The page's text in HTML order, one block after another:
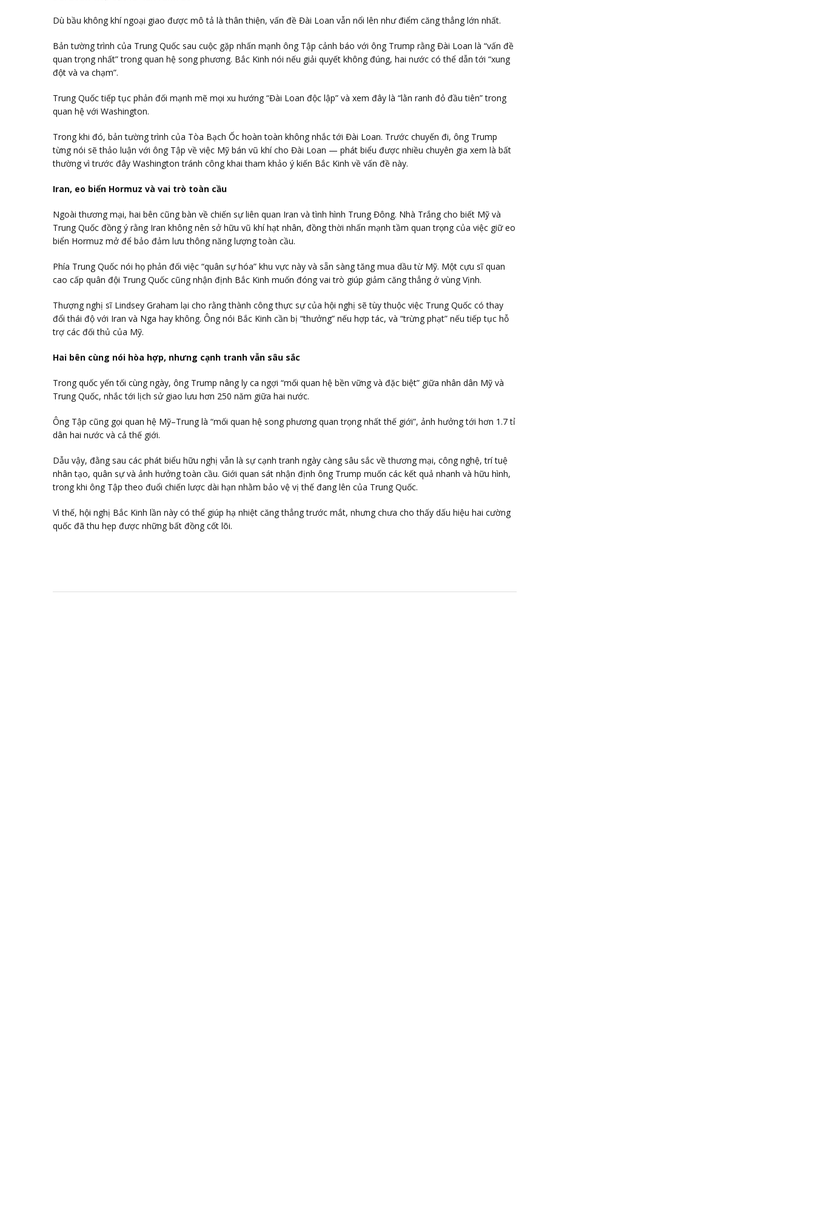
Dù bầu không khí ngoại giao được mô tả là thân thiện, vấn đề Đài Loan vẫn nổi lên như điểm căng thẳng lớn nhất.
Bản tường trình của Trung Quốc sau cuộc gặp nhấn mạnh ông Tập cảnh báo với ông Trump rằng Đài Loan là “vấn đề
quan trọng nhất” trong quan hệ song phương. Bắc Kinh nói nếu giải quyết không đúng, hai nước có thể dẫn tới “xung
đột và va chạm”.
Trung Quốc tiếp tục phản đối mạnh mẽ mọi xu hướng “Đài Loan độc lập” và xem đây là “lằn ranh đỏ đầu tiên” trong
quan hệ với Washington.
Trong khi đó, bản tường trình của Tòa Bạch Ốc hoàn toàn không nhắc tới Đài Loan. Trước chuyến đi, ông Trump
từng nói sẽ thảo luận với ông Tập về việc Mỹ bán vũ khí cho Đài Loan — phát biểu được nhiều chuyên gia xem là bất
thường vì trước đây Washington tránh công khai tham khảo ý kiến Bắc Kinh về vấn đề này.
Iran, eo biển Hormuz và vai trò toàn cầu
Ngoài thương mại, hai bên cũng bàn về chiến sự liên quan Iran và tình hình Trung Đông. Nhà Trắng cho biết Mỹ và
Trung Quốc đồng ý rằng Iran không nên sở hữu vũ khí hạt nhân, đồng thời nhấn mạnh tầm quan trọng của việc giữ eo
biển Hormuz mở để bảo đảm lưu thông năng lượng toàn cầu.
Phía Trung Quốc nói họ phản đối việc “quân sự hóa” khu vực này và sẵn sàng tăng mua dầu từ Mỹ. Một cựu sĩ quan
cao cấp quân đội Trung Quốc cũng nhận định Bắc Kinh muốn đóng vai trò giúp giảm căng thẳng ở vùng Vịnh.
Thượng nghị sĩ Lindsey Graham lại cho rằng thành công thực sự của hội nghị sẽ tùy thuộc việc Trung Quốc có thay
đổi thái độ với Iran và Nga hay không. Ông nói Bắc Kinh cần bị “thưởng” nếu hợp tác, và “trừng phạt” nếu tiếp tục hỗ
trợ các đối thủ của Mỹ.
Hai bên cùng nói hòa hợp, nhưng cạnh tranh vẫn sâu sắc
Trong quốc yến tối cùng ngày, ông Trump nâng ly ca ngợi “mối quan hệ bền vững và đặc biệt” giữa nhân dân Mỹ và
Trung Quốc, nhắc tới lịch sử giao lưu hơn 250 năm giữa hai nước.
Ông Tập cũng gọi quan hệ Mỹ–Trung là “mối quan hệ song phương quan trọng nhất thế giới”, ảnh hưởng tới hơn 1.7 tỉ
dân hai nước và cả thế giới.
Dẫu vậy, đằng sau các phát biểu hữu nghị vẫn là sự cạnh tranh ngày càng sâu sắc về thương mại, công nghệ, trí tuệ
nhân tạo, quân sự và ảnh hưởng toàn cầu. Giới quan sát nhận định ông Trump muốn các kết quả nhanh và hữu hình,
trong khi ông Tập theo đuổi chiến lược dài hạn nhằm bảo vệ vị thế đang lên của Trung Quốc.
Vì thế, hội nghị Bắc Kinh lần này có thể giúp hạ nhiệt căng thẳng trước mắt, nhưng chưa cho thấy dấu hiệu hai cường
quốc đã thu hẹp được những bất đồng cốt lõi.